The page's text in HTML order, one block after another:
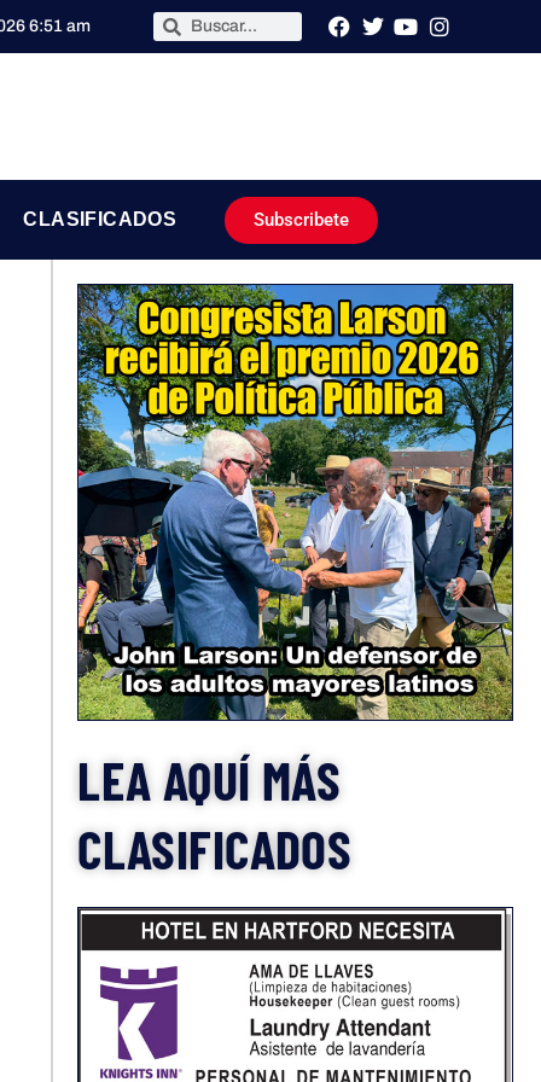
6:51 am
CLASIFICADOS Subscribete
LEA AQUÍ MÁS
CLASIFICADOS